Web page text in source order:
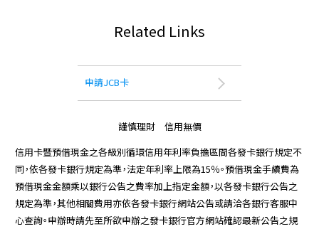
Related Links
申請JCB卡
謹慎理財 信用無價
信用卡暨預借現金之各級別循環信用年利率負擔區間各發卡銀行規定不
同，依各發卡銀行規定為準，法定年利率上限為15％。預借現金手續費為
預借現金金額乘以銀行公告之費率加上指定金額，以各發卡銀行公告之
規定為準，其他相關費用亦依各發卡銀行網站公告或請洽各銀行客服中
心查詢。申辦時請先至所欲申辦之發卡銀行官方網站確認最新公告之規